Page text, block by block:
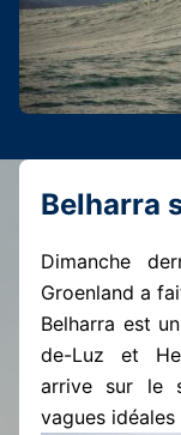
Belharra
Dimanche
Groenland a
Belharra est
de-Luz et
arrive sur le
vagues